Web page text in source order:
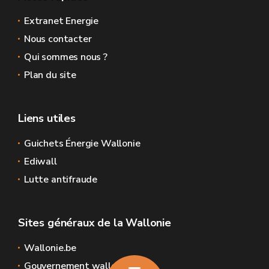
Extranet Energie
Nous contacter
Qui sommes nous ?
Plan du site
Liens utiles
Guichets Énergie Wallonie
Ediwall
Lutte antifraude
Sites généraux de la Wallonie
Wallonie.be
Gouvernement wallon